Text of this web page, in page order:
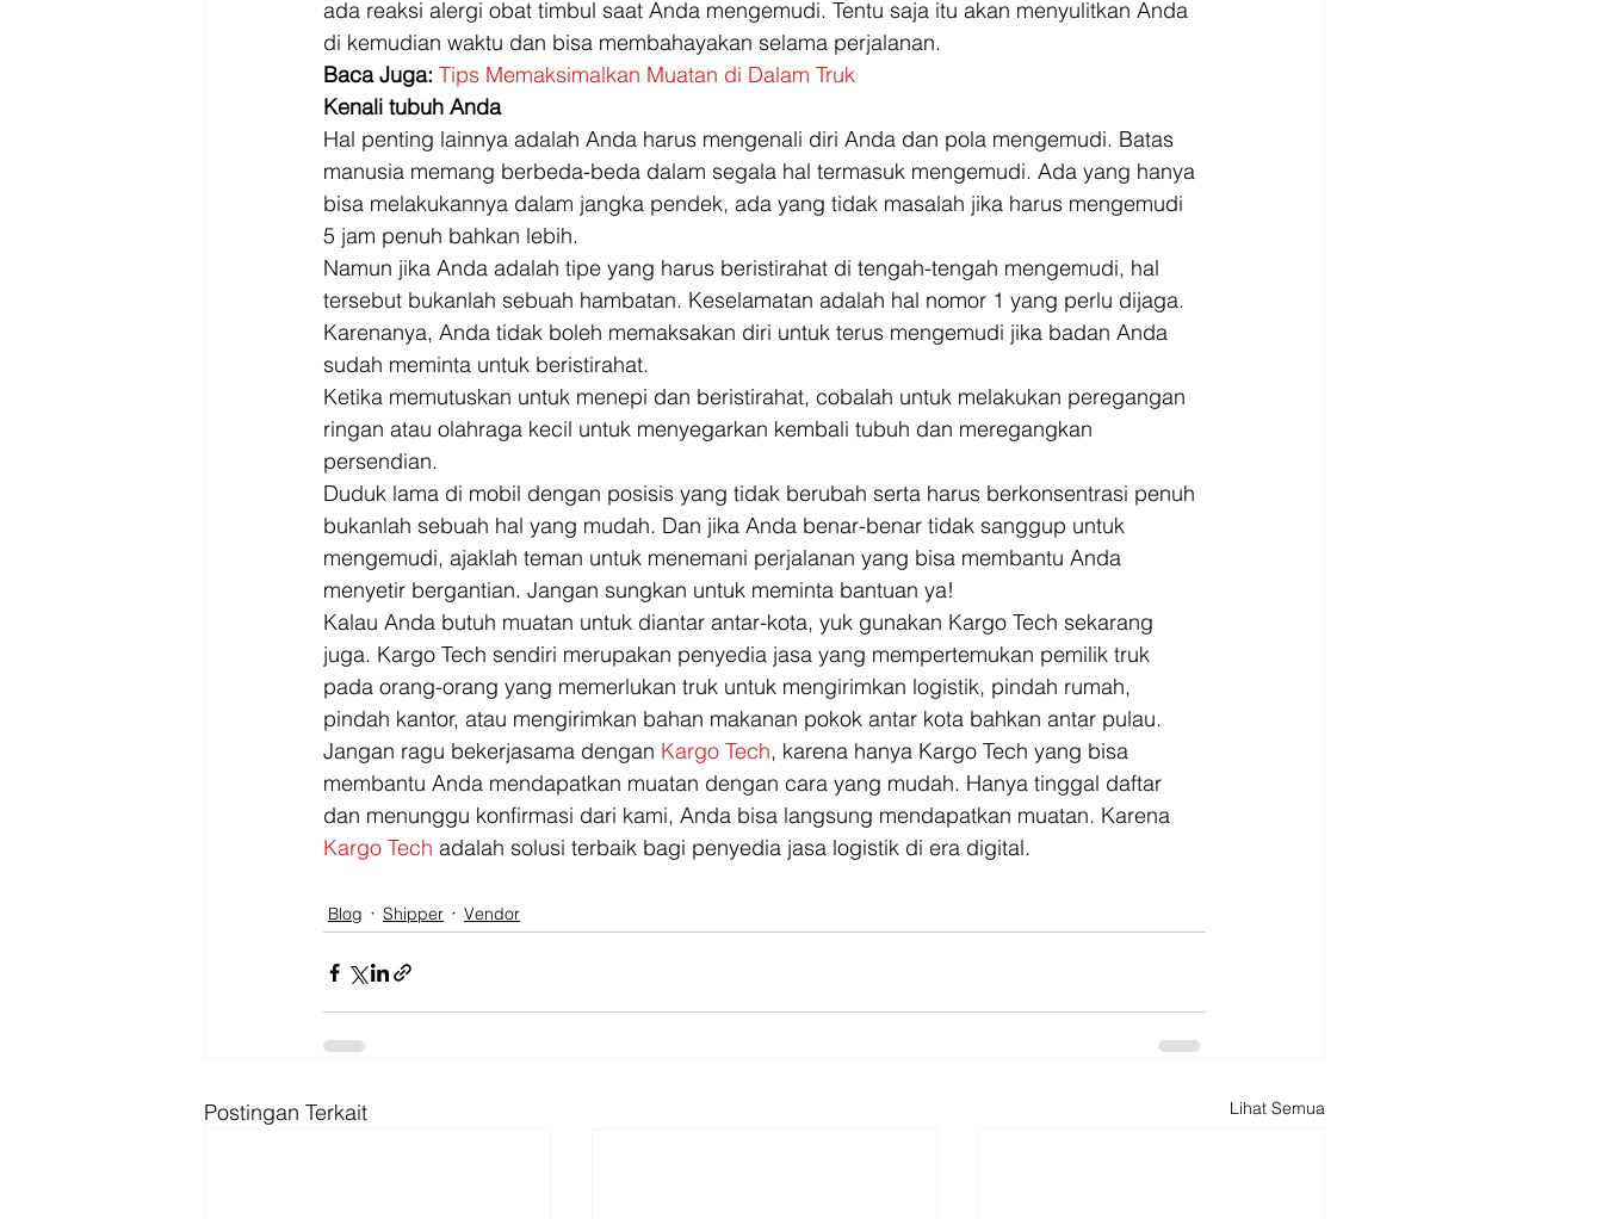
ada reaksi alergi obat timbul saat Anda mengemudi. Tentu saja itu akan menyulitkan Anda
di kemudian waktu dan bisa membahayakan selama perjalanan.
Baca Juga: Tips Memaksimalkan Muatan di Dalam Truk
Kenali tubuh Anda
Hal penting lainnya adalah Anda harus mengenali diri Anda dan pola mengemudi. Batas
manusia memang berbeda-beda dalam segala hal termasuk mengemudi. Ada yang hanya
bisa melakukannya dalam jangka pendek, ada yang tidak masalah jika harus mengemudi
5 jam penuh bahkan lebih.
Namun jika Anda adalah tipe yang harus beristirahat di tengah-tengah mengemudi, hal
tersebut bukanlah sebuah hambatan. Keselamatan adalah hal nomor 1 yang perlu dijaga.
Karenanya, Anda tidak boleh memaksakan diri untuk terus mengemudi jika badan Anda
sudah meminta untuk beristirahat.
Ketika memutuskan untuk menepi dan beristirahat, cobalah untuk melakukan peregangan
ringan atau olahraga kecil untuk menyegarkan kembali tubuh dan meregangkan
persendian.
Duduk lama di mobil dengan posisis yang tidak berubah serta harus berkonsentrasi penuh
bukanlah sebuah hal yang mudah. Dan jika Anda benar-benar tidak sanggup untuk
mengemudi, ajaklah teman untuk menemani perjalanan yang bisa membantu Anda
menyetir bergantian. Jangan sungkan untuk meminta bantuan ya!
Kalau Anda butuh muatan untuk diantar antar-kota, yuk gunakan Kargo Tech sekarang
juga. Kargo Tech sendiri merupakan penyedia jasa yang mempertemukan pemilik truk
pada orang-orang yang memerlukan truk untuk mengirimkan logistik, pindah rumah,
pindah kantor, atau mengirimkan bahan makanan pokok antar kota bahkan antar pulau.
Jangan ragu bekerjasama dengan Kargo Tech, karena hanya Kargo Tech yang bisa
membantu Anda mendapatkan muatan dengan cara yang mudah. Hanya tinggal daftar
dan menunggu konfirmasi dari kami, Anda bisa langsung mendapatkan muatan. Karena
Kargo Tech adalah solusi terbaik bagi penyedia jasa logistik di era digital.
Blog Shipper Vendor
Postingan Terkait Lihat Semua